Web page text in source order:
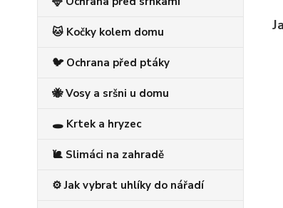
🐱 Kočky kolem domu
🐦 Ochrana před ptáky
🐝 Vosy a sršni u domu
🕳️ Krtek a hryzec
🐌 Slimáci na zahradě
⚙️ Jak vybrat uhlíky do nářadí